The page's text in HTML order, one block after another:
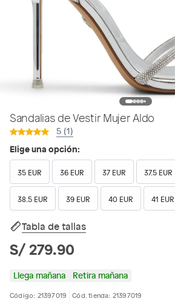
Sandalias de Vestir Mujer Aldo
5 (1)
Elige una opción:
35 EUR 36 EUR 37 EUR 37.5 EUR
38.5 EUR 39 EUR 40 EUR 41 EUR
Tabla de tallas
S/ 279.90
Llega mañana Retira mañana
Código: 21397019 Cód. tienda: 21397019